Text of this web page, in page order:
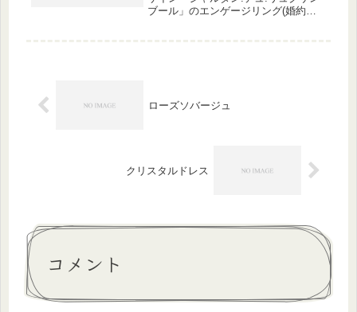
ブール」のエンゲージリング(婚約指
ローズソバージュ
クリスタルドレス
コメント